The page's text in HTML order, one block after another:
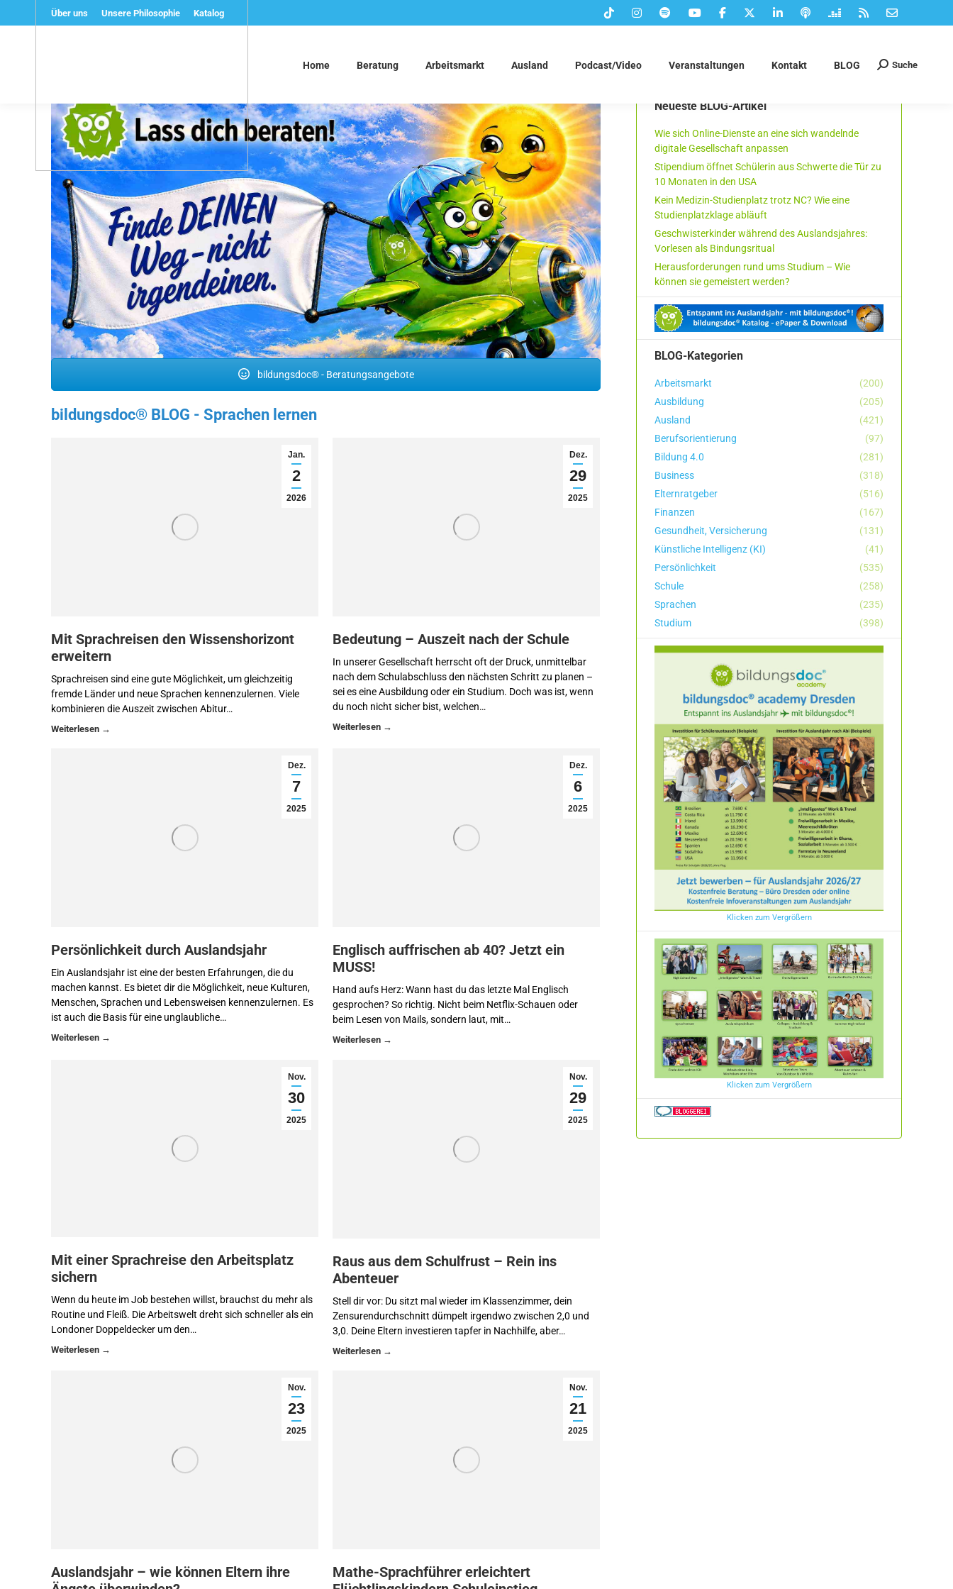
Über uns Unsere Philosophie Katalog
Home Beratung Arbeitsmarkt Ausland Podcast/Video Veranstaltungen Kontakt BLOG Suchen:
Suche
bildungsdoc® - Beratungsangebote
bildungsdoc® BLOG - Sprachen lernen
Jan.
2
2026
Mit Sprachreisen den Wissenshorizont
erweitern
Sprachreisen sind eine gute Möglichkeit, um gleichzeitig
fremde Länder und neue Sprachen kennenzulernen. Viele
kombinieren die Auszeit zwischen Abitur…
Dez.
29
2025
Bedeutung – Auszeit nach der Schule
In unserer Gesellschaft herrscht oft der Druck, unmittelbar
nach dem Schulabschluss den nächsten Schritt zu planen –
sei es eine Ausbildung oder ein Studium. Doch was ist, wenn
du noch nicht sicher bist, welchen…
Dez.
7
2025
Persönlichkeit durch Auslandsjahr
Ein Auslandsjahr ist eine der besten Erfahrungen, die du
machen kannst. Es bietet dir die Möglichkeit, neue Kulturen,
Menschen, Sprachen und Lebensweisen kennenzulernen. Es
ist auch die Basis für eine unglaubliche…
Dez.
6
2025
Englisch auffrischen ab 40? Jetzt ein
MUSS!
Hand aufs Herz: Wann hast du das letzte Mal Englisch
gesprochen? So richtig. Nicht beim Netflix-Schauen oder
beim Lesen von Mails, sondern laut, mit…
Nov.
30
2025
Mit einer Sprachreise den Arbeitsplatz
sichern
Wenn du heute im Job bestehen willst, brauchst du mehr als
Routine und Fleiß. Die Arbeitswelt dreht sich schneller als ein
Londoner Doppeldecker um den…
Nov.
29
2025
Raus aus dem Schulfrust – Rein ins
Abenteuer
Stell dir vor: Du sitzt mal wieder im Klassenzimmer, dein
Zensurendurchschnitt dümpelt irgendwo zwischen 2,0 und
3,0. Deine Eltern investieren tapfer in Nachhilfe, aber…
Nov.
23
2025
Auslandsjahr – wie können Eltern ihre
Nov.
21
2025
Mathe-Sprachführer erleichtert
Neueste BLOG-Artikel
Wie sich Online-Dienste an eine sich wandelnde
digitale Gesellschaft anpassen
Stipendium öffnet Schülerin aus Schwerte die Tür zu
10 Monaten in den USA
Kein Medizin-Studienplatz trotz NC? Wie eine
Studienplatzklage abläuft
Geschwisterkinder während des Auslandsjahres:
Vorlesen als Bindungsritual
Herausforderungen rund ums Studium – Wie
können sie gemeistert werden?
BLOG-Kategorien
Arbeitsmarkt
(200)
Ausbildung
(205)
Ausland
(421)
Berufsorientierung
(97)
Bildung 4.0
(281)
Business
(318)
Elternratgeber
(516)
Finanzen
(167)
Gesundheit, Versicherung
(131)
Künstliche Intelligenz (KI)
(41)
Persönlichkeit
(535)
Schule
(258)
Sprachen
(235)
Studium
(398)
Klicken zum Vergrößern
Klicken zum Vergrößern